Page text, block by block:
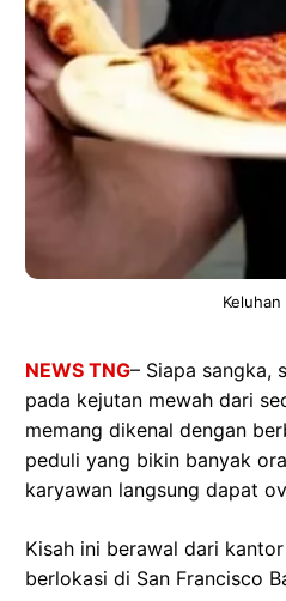
NEWS TNG– Siapa sangka,
pada kejutan mewah dari
memang dikenal dengan
peduli yang bikin banyak
karyawan langsung dapat
Kisah ini berawal dari
berlokasi di San Francisco